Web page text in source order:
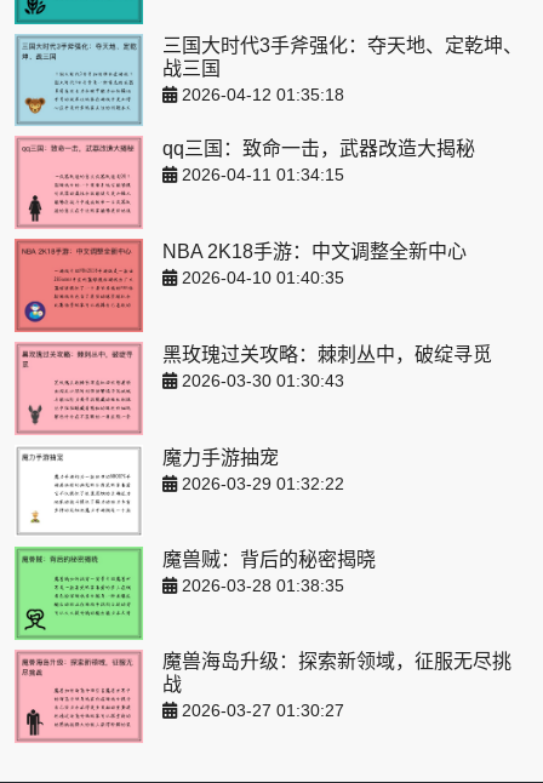
三国大时代3手斧强化：夺天地、定乾坤、
战三国
2026-04-12 01:35:18
qq三国：致命一击，武器改造大揭秘
2026-04-11 01:34:15
NBA 2K18手游：中文调整全新中心
2026-04-10 01:40:35
黑玫瑰过关攻略：棘刺丛中，破绽寻觅
2026-03-30 01:30:43
魔力手游抽宠
2026-03-29 01:32:22
魔兽贼：背后的秘密揭晓
2026-03-28 01:38:35
魔兽海岛升级：探索新领域，征服无尽挑
战
2026-03-27 01:30:27